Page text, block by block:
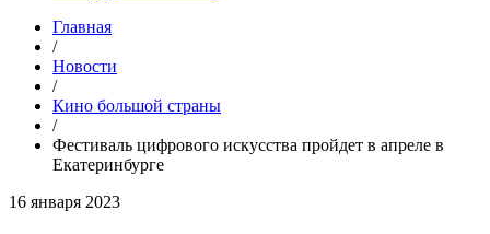
Главная
/
Новости
/
Кино большой страны
/
Фестиваль цифрового искусства пройдет в апреле в
Екатеринбурге
16 января 2023